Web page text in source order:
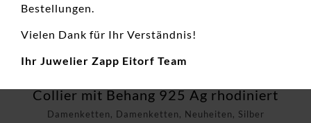
Damenketten, Damenketten, Neuheiten, Silber
Collier mit Behang 925 Ag rhodiniert
Bestellungen.
Vielen Dank für Ihr Verständnis!
Ihr Juwelier Zapp Eitorf Team